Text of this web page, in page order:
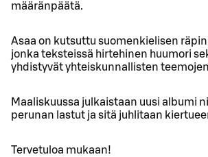
määränpäätä.
Asaa on kutsuttu suomenkielisen
jonka teksteissä hirtehinen huumori
yhdistyvät yhteiskunnallisten
Maaliskuussa julkaistaan uusi albumi
perunan lastut ja sitä juhlitaan
Tervetuloa mukaan!